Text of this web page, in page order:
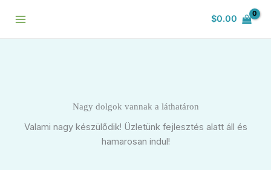
$0.00
Nagy dolgok vannak a láthatáron
Valami nagy készülődik! Üzletünk fejlesztés alatt áll és
hamarosan indul!